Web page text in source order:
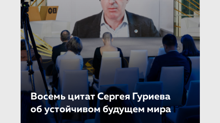
Восемь цитат Сергея Гуриева
об устойчивом будущем мира